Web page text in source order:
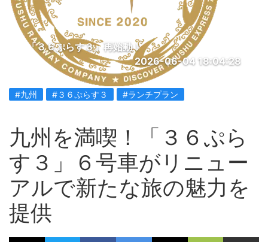
「３６ぷらす３」再始動！
2026-06-04 18:04:28
#九州 #３６ぷらす３ #ランチプラン
九州を満喫！「３６ぷら
す３」６号車がリニュー
アルで新たな旅の魅力を
提供